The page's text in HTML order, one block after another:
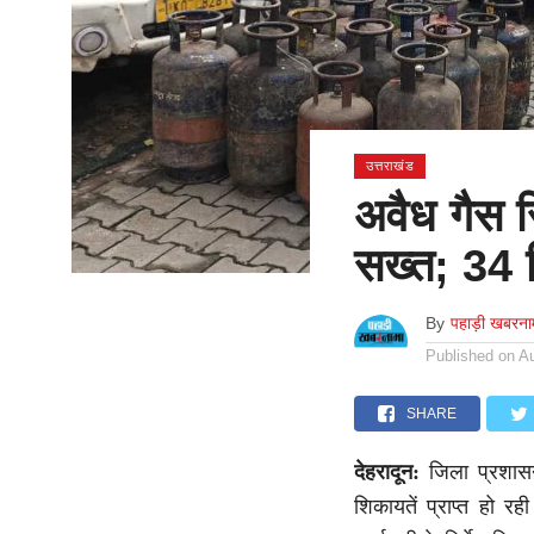
उत्तराखंड
अवैध गैस
सख्त; 34
By पहाड़ी
Published on
SHARE
देहरादून: जिला
शिकायतें प्राप्त हो